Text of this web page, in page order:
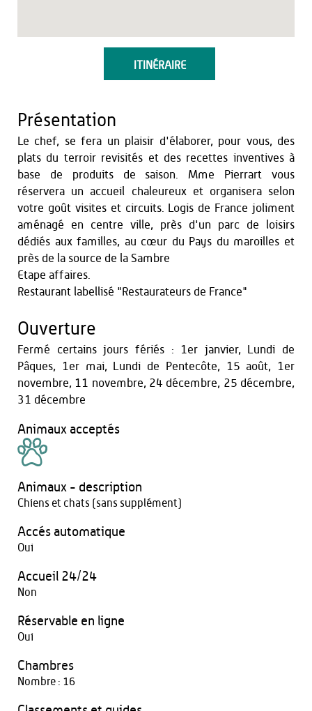
ITINÉRAIRE
Présentation
Le chef, se fera un plaisir d'élaborer, pour vous, des
plats du terroir revisités et des recettes inventives à
base de produits de saison. Mme Pierrart vous
réservera un accueil chaleureux et organisera selon
votre goût visites et circuits. Logis de France joliment
aménagé en centre ville, près d'un parc de loisirs
dédiés aux familles, au cœur du Pays du maroilles et
près de la source de la Sambre
Etape affaires.
Restaurant labellisé "Restaurateurs de France"
Ouverture
Fermé certains jours fériés : 1er janvier, Lundi de
Pâques, 1er mai, Lundi de Pentecôte, 15 août, 1er
novembre, 11 novembre, 24 décembre, 25 décembre,
31 décembre
Animaux acceptés
Animaux - description
Chiens et chats (sans supplément)
Accés automatique
Oui
Accueil 24/24
Non
Réservable en ligne
Oui
Chambres
Nombre : 16